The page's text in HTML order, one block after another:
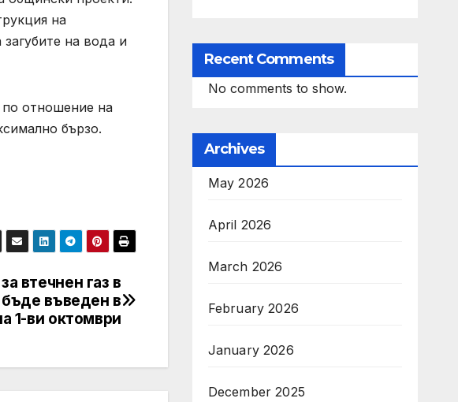
на
на вода и
по отношение на
бързо.
втечнен газ в
въведен в
1-ви октомври
Recent Comments
No comments to show.
Archives
May 2026
April 2026
March 2026
February 2026
January 2026
December 2025